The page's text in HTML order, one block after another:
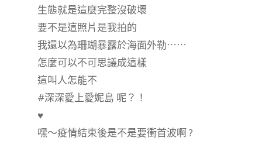
生態就是這麼完整沒破壞
要不是這照片是我拍的
我還以為珊瑚暴露於海面外勒⋯⋯
怎麼可以不可思議成這樣
這叫人怎能不
#深深愛上愛妮島 呢？！
♥️
嘿～疫情結束後是不是要衝首波啊 ?